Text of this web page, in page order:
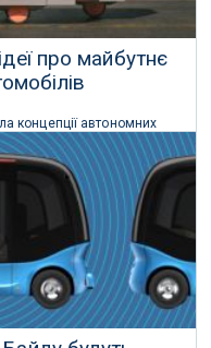
про майбутнє
концепції автономних
«живої лабораторії